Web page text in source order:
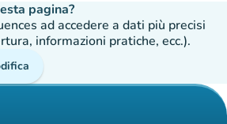
pagina?
ad accedere a dati più precisi
informazioni pratiche, ecc.).